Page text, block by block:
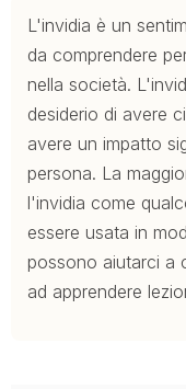
L'invidia è un
da comprendere
nella società.
desiderio di avere
avere un impatto
persona. La
l'invidia come
essere usata in
possono aiutarci a
ad apprendere